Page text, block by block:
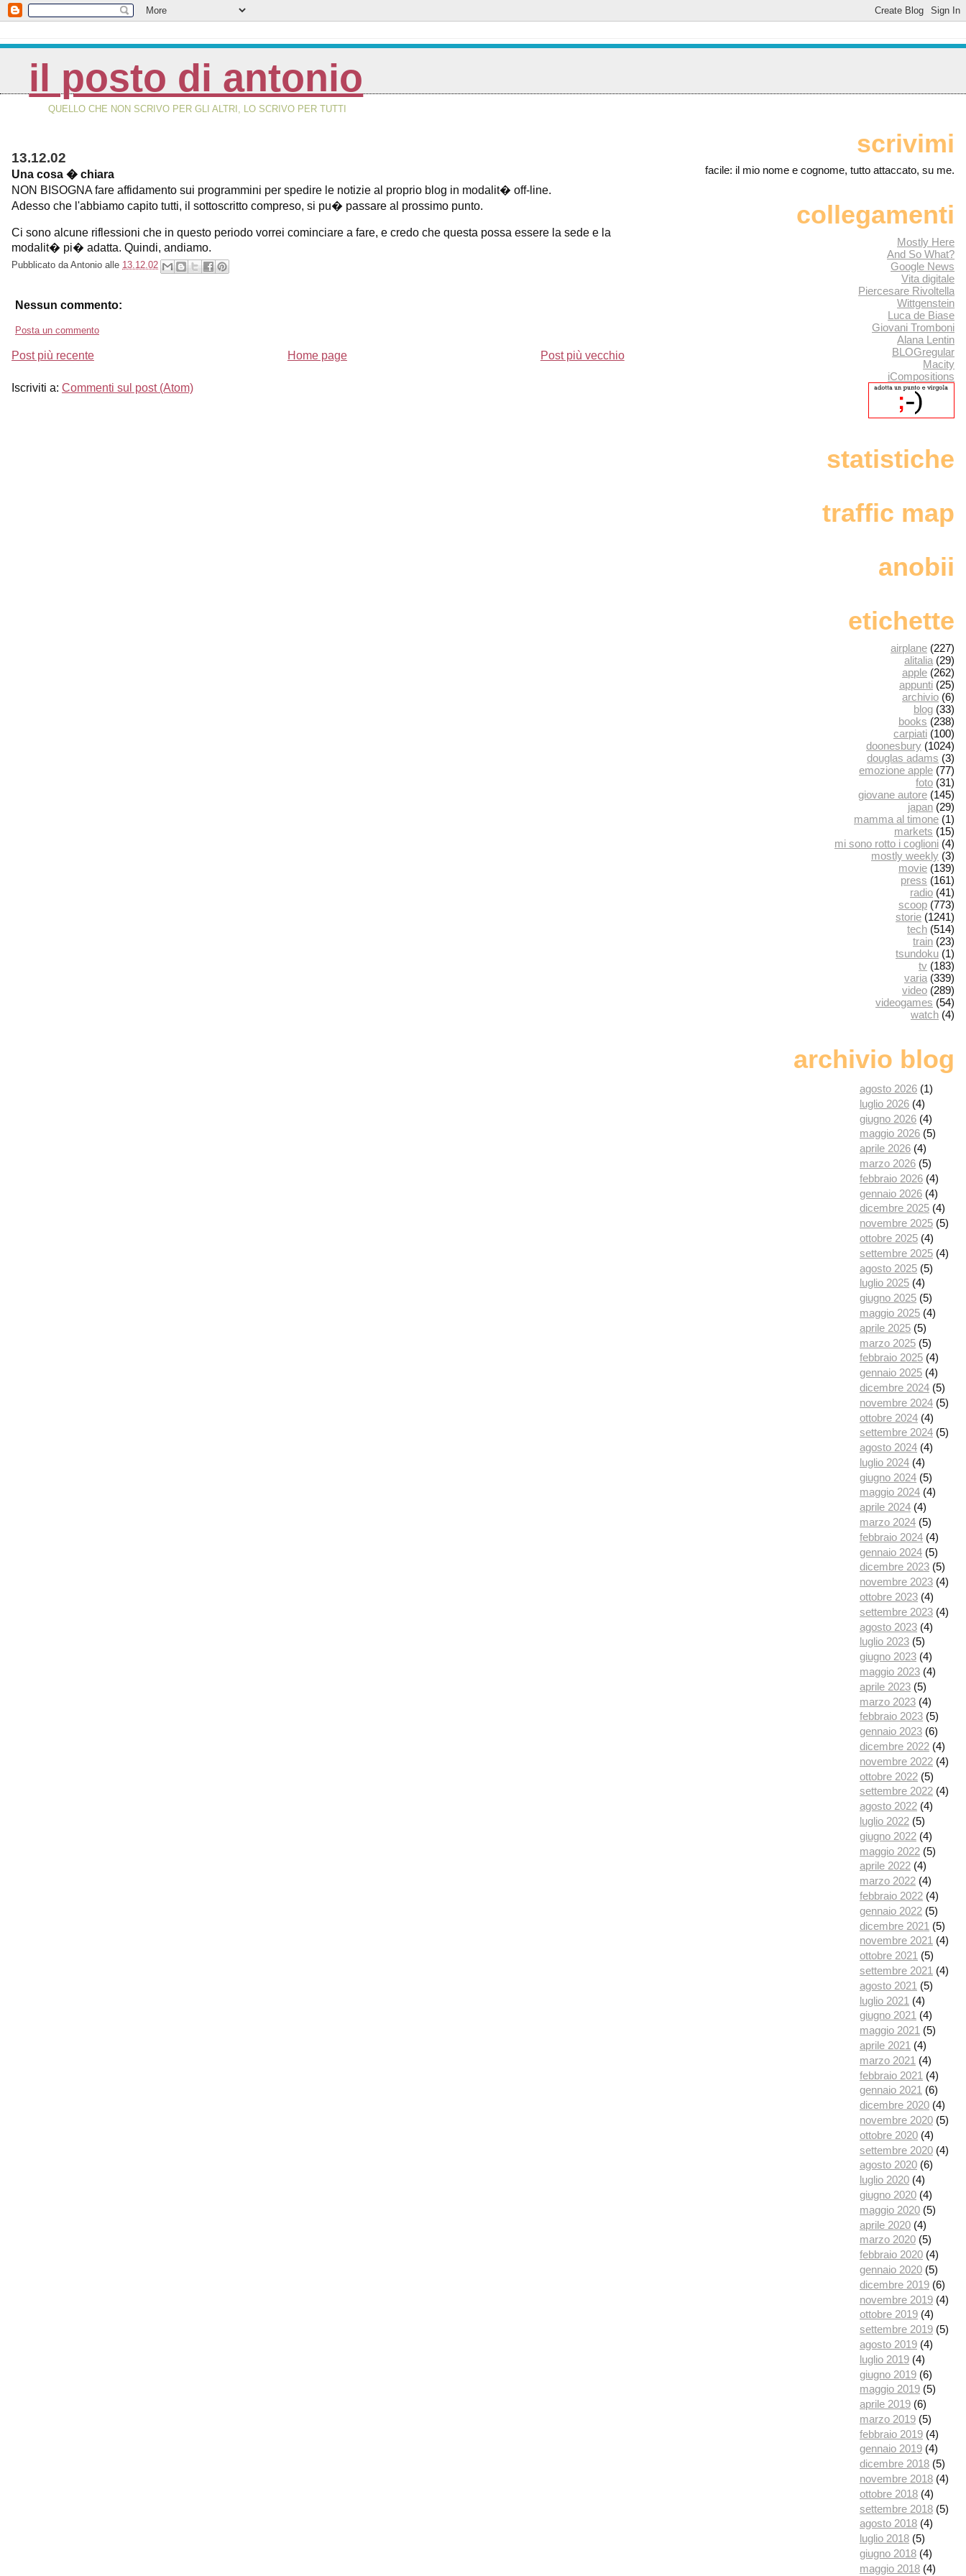
il posto di antonio
QUELLO CHE NON SCRIVO PER GLI ALTRI, LO SCRIVO PER TUTTI
13.12.02
Una cosa � chiara
NON BISOGNA fare affidamento sui programmini per spedire le notizie al proprio blog in modalit� off-line.
Adesso che l'abbiamo capito tutti, il sottoscritto compreso, si pu� passare al prossimo punto.
Ci sono alcune riflessioni che in questo periodo vorrei cominciare a fare, e credo che questa possa essere la sede e la
modalit� pi� adatta. Quindi, andiamo.
Pubblicato da Antonio alle 13.12.02
Nessun commento:
Posta un commento
Post più recente Post più vecchio
Home page
Iscriviti a: Commenti sul post (Atom)
scrivimi
facile: il mio nome e cognome, tutto attaccato, su me.
collegamenti
Mostly Here
And So What?
Google News
Vita digitale
Piercesare Rivoltella
Wittgenstein
Luca de Biase
Giovani Tromboni
Alana Lentin
BLOGregular
Macity
iCompositions
statistiche
traffic map
anobii
etichette
airplane (227)
alitalia (29)
apple (262)
appunti (25)
archivio (6)
blog (33)
books (238)
carpiati (100)
doonesbury (1024)
douglas adams (3)
emozione apple (77)
foto (31)
giovane autore (145)
japan (29)
mamma al timone (1)
markets (15)
mi sono rotto i coglioni (4)
mostly weekly (3)
movie (139)
press (161)
radio (41)
scoop (773)
storie (1241)
tech (514)
train (23)
tsundoku (1)
tv (183)
varia (339)
video (289)
videogames (54)
watch (4)
archivio blog
agosto 2026 (1)
luglio 2026 (4)
giugno 2026 (4)
maggio 2026 (5)
aprile 2026 (4)
marzo 2026 (5)
febbraio 2026 (4)
gennaio 2026 (4)
dicembre 2025 (4)
novembre 2025 (5)
ottobre 2025 (4)
settembre 2025 (4)
agosto 2025 (5)
luglio 2025 (4)
giugno 2025 (5)
maggio 2025 (4)
aprile 2025 (5)
marzo 2025 (5)
febbraio 2025 (4)
gennaio 2025 (4)
dicembre 2024 (5)
novembre 2024 (5)
ottobre 2024 (4)
settembre 2024 (5)
agosto 2024 (4)
luglio 2024 (4)
giugno 2024 (5)
maggio 2024 (4)
aprile 2024 (4)
marzo 2024 (5)
febbraio 2024 (4)
gennaio 2024 (5)
dicembre 2023 (5)
novembre 2023 (4)
ottobre 2023 (4)
settembre 2023 (4)
agosto 2023 (4)
luglio 2023 (5)
giugno 2023 (4)
maggio 2023 (4)
aprile 2023 (5)
marzo 2023 (4)
febbraio 2023 (5)
gennaio 2023 (6)
dicembre 2022 (4)
novembre 2022 (4)
ottobre 2022 (5)
settembre 2022 (4)
agosto 2022 (4)
luglio 2022 (5)
giugno 2022 (4)
maggio 2022 (5)
aprile 2022 (4)
marzo 2022 (4)
febbraio 2022 (4)
gennaio 2022 (5)
dicembre 2021 (5)
novembre 2021 (4)
ottobre 2021 (5)
settembre 2021 (4)
agosto 2021 (5)
luglio 2021 (4)
giugno 2021 (4)
maggio 2021 (5)
aprile 2021 (4)
marzo 2021 (4)
febbraio 2021 (4)
gennaio 2021 (6)
dicembre 2020 (4)
novembre 2020 (5)
ottobre 2020 (4)
settembre 2020 (4)
agosto 2020 (6)
luglio 2020 (4)
giugno 2020 (4)
maggio 2020 (5)
aprile 2020 (4)
marzo 2020 (5)
febbraio 2020 (4)
gennaio 2020 (5)
dicembre 2019 (6)
novembre 2019 (4)
ottobre 2019 (4)
settembre 2019 (5)
agosto 2019 (4)
luglio 2019 (4)
giugno 2019 (6)
maggio 2019 (5)
aprile 2019 (6)
marzo 2019 (5)
febbraio 2019 (4)
gennaio 2019 (4)
dicembre 2018 (5)
novembre 2018 (4)
ottobre 2018 (4)
settembre 2018 (5)
agosto 2018 (4)
luglio 2018 (5)
giugno 2018 (4)
maggio 2018 (4)